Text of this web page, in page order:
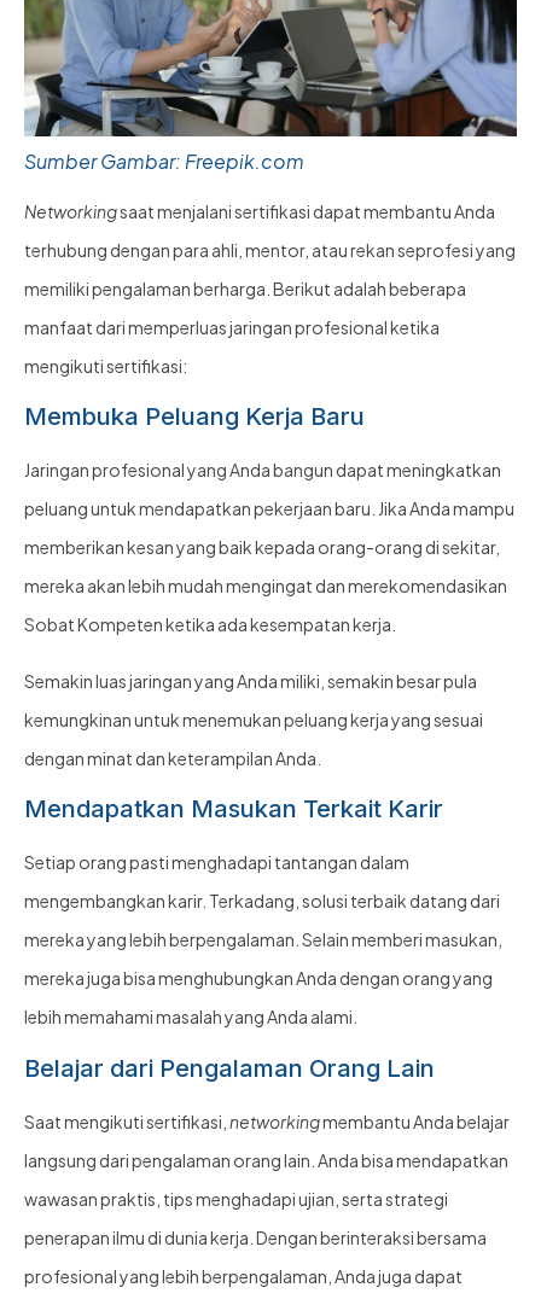
Sumber Gambar: Freepik.com
Networkingsaat menjalani sertifikasi dapat membantu Anda
terhubung dengan para ahli, mentor, atau rekan seprofesi yang
memiliki pengalaman berharga. Berikut adalah beberapa
manfaat dari memperluas jaringan profesional ketika
mengikuti sertifikasi:
Membuka Peluang Kerja Baru
Jaringan profesional yang Anda bangun dapat meningkatkan
peluang untuk mendapatkan pekerjaan baru. Jika Anda mampu
memberikan kesan yang baik kepada orang-orang di sekitar,
mereka akan lebih mudah mengingat dan merekomendasikan
Sobat Kompeten ketika ada kesempatan kerja.
Semakin luas jaringan yang Anda miliki, semakin besar pula
kemungkinan untuk menemukan peluang kerja yang sesuai
dengan minat dan keterampilan Anda.
Mendapatkan Masukan Terkait Karir
Setiap orang pasti menghadapi tantangan dalam
mengembangkan karir. Terkadang, solusi terbaik datang dari
mereka yang lebih berpengalaman. Selain memberi masukan,
mereka juga bisa menghubungkan Anda dengan orang yang
lebih memahami masalah yang Anda alami.
Belajar dari Pengalaman Orang Lain
Saat mengikuti sertifikasi, networkingmembantu Anda belajar
langsung dari pengalaman orang lain. Anda bisa mendapatkan
wawasan praktis, tips menghadapi ujian, serta strategi
penerapan ilmu di dunia kerja. Dengan berinteraksi bersama
profesional yang lebih berpengalaman, Anda juga dapat